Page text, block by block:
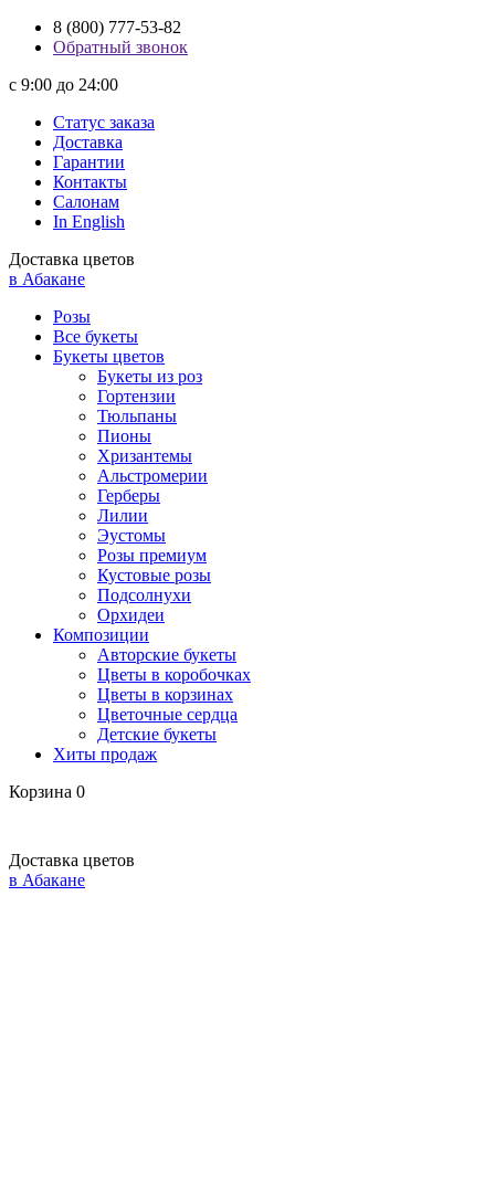
8 (800) 777-53-82
Обратный звонок
с 9:00 до 24:00
Статус заказа
Доставка
Гарантии
Контакты
Салонам
In English
Доставка цветов
в Абакане
Розы
Все букеты
Букеты цветов
Букеты из роз
Гортензии
Тюльпаны
Пионы
Хризантемы
Альстромерии
Герберы
Лилии
Эустомы
Розы премиум
Кустовые розы
Подсолнухи
Орхидеи
Композиции
Авторские букеты
Цветы в коробочках
Цветы в корзинах
Цветочные сердца
Детские букеты
Хиты продаж
Корзина 0
Доставка цветов
в Абакане